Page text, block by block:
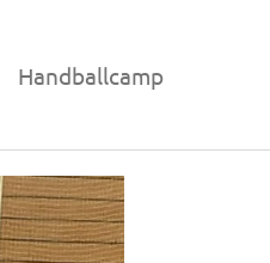
Handballcamp